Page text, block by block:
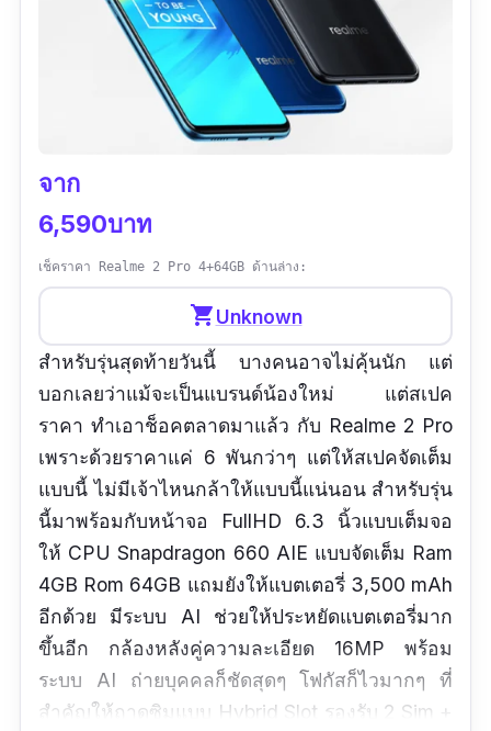
ไม่แถมหัวชาร์จแบบ Quick Charge 4.0 ให้ใน
จาก
6,590บาท
เช็คราคา Realme 2 Pro 4+64GB ด้านล่าง:
shopping_cartUnknown
สำหรับรุ่นสุดท้ายวันนี้ บางคนอาจไม่คุ้นนัก แต่
บอกเลยว่าแม้จะเป็นแบรนด์น้องใหม่ แต่สเปค
ราคา ทำเอาช็อคตลาดมาแล้ว กับ Realme 2 Pro
เพราะด้วยราคาแค่ 6 พันกว่าๆ แต่ให้สเปคจัดเต็ม
แบบนี้ ไม่มีเจ้าไหนกล้าให้แบบนี้แน่นอน สำหรับรุ่น
นี้มาพร้อมกับหน้าจอ FullHD 6.3 นิ้วแบบเต็มจอ
ให้ CPU Snapdragon 660 AIE แบบจัดเต็ม Ram
4GB Rom 64GB แถมยังให้แบตเตอรี่ 3,500 mAh
อีกด้วย มีระบบ AI ช่วยให้ประหยัดแบตเตอรี่มาก
ขึ้นอีก กล้องหลังคู่ความละเอียด 16MP พร้อม
ระบบ AI ถ่ายบุคคลก็ชัดสุดๆ โฟกัสก็ไวมากๆ ที่
สำคัญให้ถาดซิมแบบ Hybrid Slot รองรับ 2 Sim +